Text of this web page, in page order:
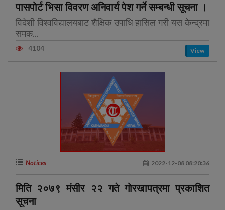
पासपोर्ट भिसा विवरण अनिवार्य पेश गर्ने सम्बन्धी सूचना ।
विदेशी विश्वविद्यालयबाट शैक्षिक उपाधि हासिल गरी यस केन्द्रमा
समक...
4104 View
Notices 2022-12-08 08:20:36
मिति २०७९ मंसीर २२ गते गोरखापत्रमा प्रकाशित
सूचना